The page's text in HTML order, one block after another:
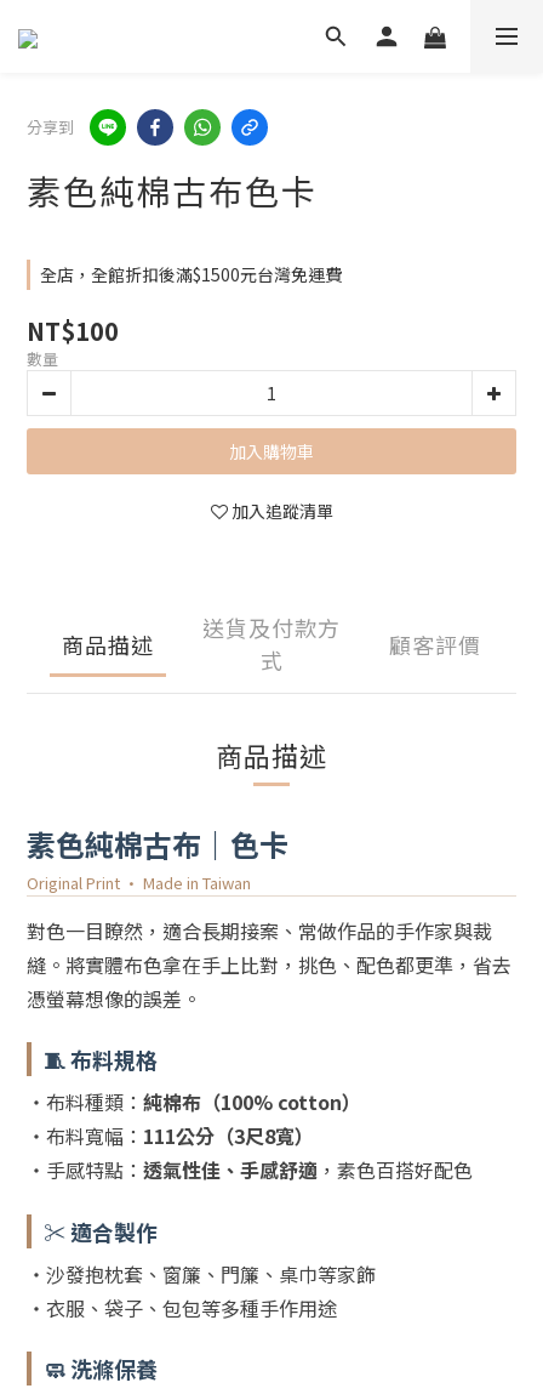
分享到
素色純棉古布色卡
全店，全館折扣後滿$1500元台灣免運費
NT$100
數量
加入購物車
加入追蹤清單
商品描述
送貨及付款方
式
顧客評價
商品描述
素色純棉古布｜色卡
Original Print · Made in Taiwan
對色一目瞭然，適合長期接案、常做作品的手作家與裁
縫。將實體布色拿在手上比對，挑色、配色都更準，省去
憑螢幕想像的誤差。
🧵 布料規格
・布料種類： 純棉布（100% cotton）
・布料寬幅： 111公分（3尺8寬）
・手感特點： 透氣性佳、手感舒適 ，素色百搭好配色
✂️ 適合製作
・沙發抱枕套、窗簾、門簾、桌巾等家飾
・衣服、袋子、包包等多種手作用途
🧼 洗滌保養